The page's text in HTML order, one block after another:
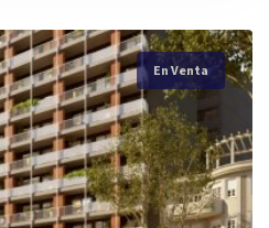
En Venta
En Venta
En Venta